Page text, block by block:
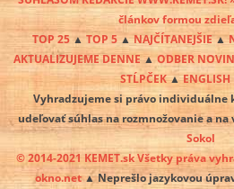
článkov formou
TOP 25 ▲ TOP 5▲NAJČÍTANEJŠIE▲
AKTUALIZUJEME DENNE▲ODBER
STĹPČEK▲ENGLISH
Vyhradzujeme si právo individuálne
udeľovať súhlas na rozmnožovanie a
Sokol
© 2014-2021 KEMET.sk Všetky práva
okno.net▲ Neprešlo jazykovou